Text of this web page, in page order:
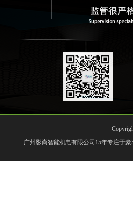
广州影尚智能机电有限公司15年专注于